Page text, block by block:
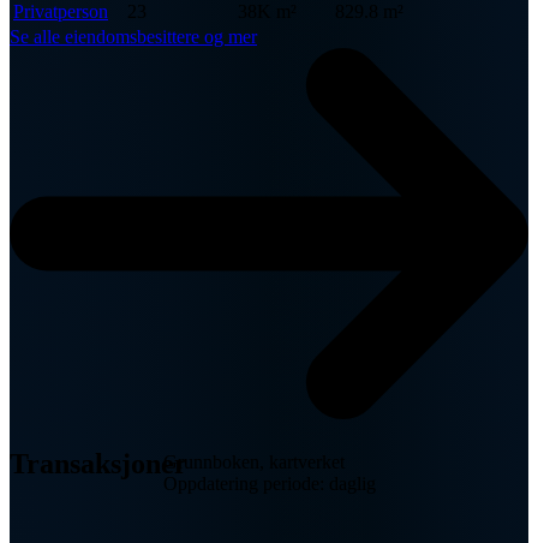
Privatperson
23
829.8 m²
Se alle eiendomsbesittere og mer
TransaksjonerGrunnboken, kartverket
Oppdatering periode: daglig